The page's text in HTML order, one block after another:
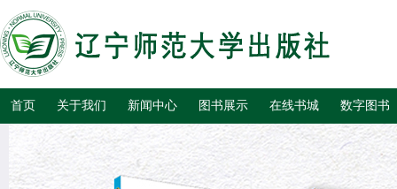
首页 关于我们 新闻中心 图书展示 在线书城 数字图书